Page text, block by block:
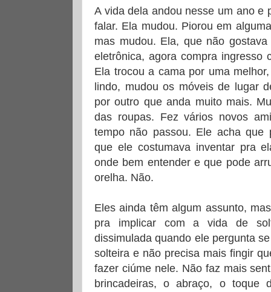
A vida dela andou nesse um ano e
falar. Ela mudou. Piorou em
mas mudou. Ela, que não
eletrônica, agora compra ingresso
Ela trocou a cama por uma
lindo, mudou os móveis de lugar
por outro que anda muito mais.
das roupas. Fez vários novos
tempo não passou. Ele acha que
que ele costumava inventar pra
onde bem entender e que pode
orelha. Não.
Eles ainda têm algum assunto,
pra implicar com a vida de
dissimulada quando ele pergunta
solteira e não precisa mais fingir
fazer ciúme nele. Não faz mais
brincadeiras, o abraço, o toque